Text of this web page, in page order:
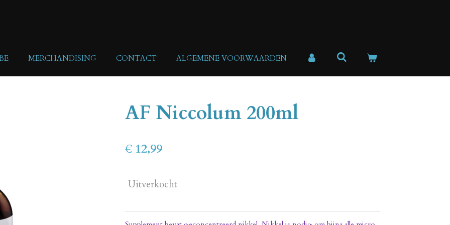
MERCHANDISING CONTACT ALGEMENE VOORWAARDEN
AF Niccolum 200ml
€ 12,99
Uitverkocht